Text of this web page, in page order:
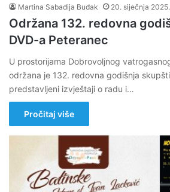
Martina Sabađija Buđak 20. siječnja 2025.
Održana 132. redovna
DVD-a Peteranec
U prostorijama Dobrovoljnog
održana je 132. redovna godišnja
predstavljeni izvještaji o radu i…
Pročitaj više